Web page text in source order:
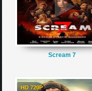
Scream 7
HD 720P